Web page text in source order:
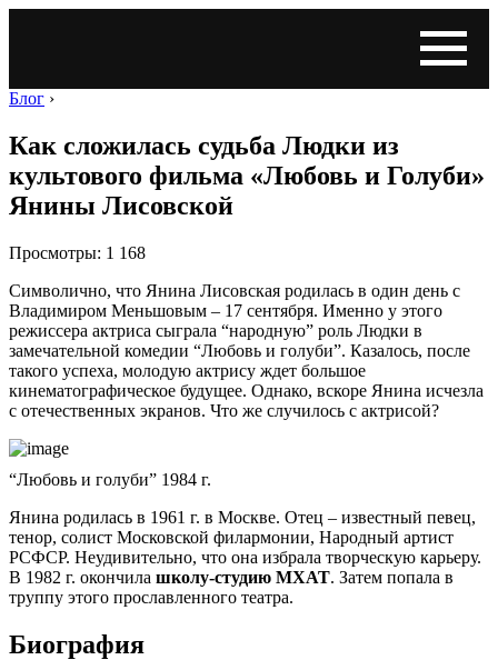
Блог ›
Как сложилась судьба Людки из
культового фильма «Любовь и Голуби»
Янины Лисовской
Просмотры: 1 168
Символично, что Янина Лисовская родилась в один день с
Владимиром Меньшовым – 17 сентября. Именно у этого
режиссера актриса сыграла “народную” роль Людки в
замечательной комедии “Любовь и голуби”. Казалось, после
такого успеха, молодую актрису ждет большое
кинематографическое будущее. Однако, вскоре Янина исчезла
с отечественных экранов. Что же случилось с актрисой?
“Любовь и голуби” 1984 г.
Янина родилась в 1961 г. в Москве. Отец – известный певец,
тенор, солист Московской филармонии, Народный артист
РСФСР. Неудивительно, что она избрала творческую карьеру.
В 1982 г. окончила школу-студию МХАТ. Затем попала в
труппу этого прославленного театра.
Биография